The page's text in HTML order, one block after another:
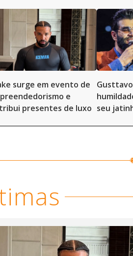
surge em evento de
e
presentes de luxo seu